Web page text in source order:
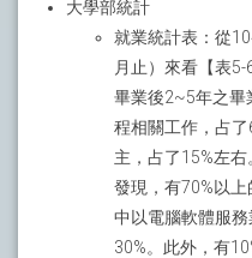
大學部統計
就業統計表：從
月止）來看【表
畢業後2~5年之畢
程相關工作，占
主，占了15%左
發現，有70%以
中以電腦軟體服
30%。此外，有